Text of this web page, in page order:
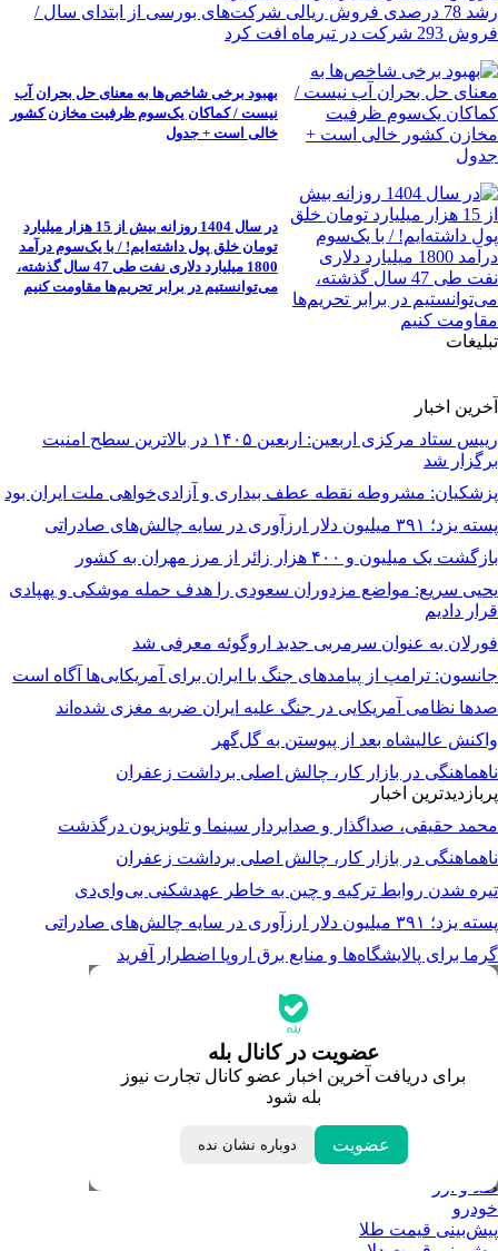
رشد 78 درصدی فروش ریالی شرکت‌های بورسی از ابتدای سال /
فروش 293 شرکت در تیرماه افت کرد
بهبود برخی شاخص‌ها به معنای حل بحران آب
نیست / کماکان یک‌سوم ظرفیت مخازن کشور
خالی است + جدول
در سال 1404 روزانه بیش از 15 هزار میلیارد
تومان خلق پول داشته‌ایم! / با یک‌سوم درآمد
1800 میلیارد دلاری نفت طی 47 سال گذشته،
می‌توانستیم در برابر تحریم‌ها مقاومت کنیم
تبلیغات
آخرین اخبار
رییس ستاد مرکزی اربعین: اربعین ۱۴۰۵ در بالاترین سطح امنیت
برگزار شد
پزشکیان: مشروطه نقطه عطف بیداری و آزادی‌خواهی ملت ایران بود
پسته یزد؛ ۳۹۱ میلیون دلار ارزآوری در سایه چالش‌های صادراتی
بازگشت یک میلیون و ۴۰۰ هزار زائر از مرز مهران به کشور
یحیی سریع: مواضع مزدوران سعودی را هدف حمله موشکی و پهپادی
قرار دادیم
فورلان به عنوان سرمربی جدید اروگوئه معرفی شد
جانسون: ترامپ از پیامدهای جنگ با ایران برای آمریکایی‌ها آگاه است
صدها نظامی آمریکایی در جنگ علیه ایران ضربه مغزی شده‌اند
واکنش عالیشاه بعد از پیوستن به گل‌گهر
ناهماهنگی در بازار کار، چالش اصلی برداشت زعفران
پربازدیدترین اخبار
محمد حقیقی، صداگذار و صدابردار سینما و تلویزیون درگذشت
ناهماهنگی در بازار کار، چالش اصلی برداشت زعفران
تیره شدن روابط ترکیه و چین به خاطر عهدشکنی بی‌وای‌دی
پسته یزد؛ ۳۹۱ میلیون دلار ارزآوری در سایه چالش‌های صادراتی
گرما برای پالایشگاه‌ها و منابع برق اروپا اضطرار آفرید
عضویت در کانال بله
برای دریافت آخرین اخبار عضو کانال تجارت نیوز
بله شود
عضویت دوباره نشان نده
جدیدترین قیمت‌ها
قیمت درهم امارات
لحظه تحویل سال
داغ‌ترین‌های اقتصادی
طلا و ارز
خودرو
پیش‌بینی قیمت طلا